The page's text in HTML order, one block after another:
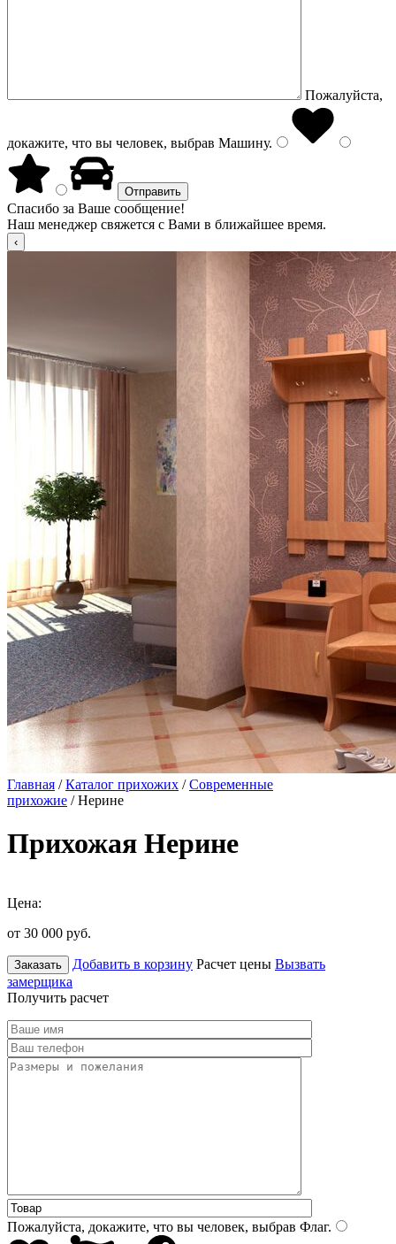
Пожалуйста,
докажите, что вы человек, выбрав Машину.
Спасибо за Ваше сообщение!
Наш менеджер свяжется с Вами в ближайшее время.
Главная /Каталог прихожих /Современные
прихожие / Нерине
Прихожая Нерине
Цена:
от 30 000 руб.
Заказать Добавить в корзину Расчет цены Вызвать
замерщика
Получить расчет
Пожалуйста, докажите, что вы человек, выбрав Флаг.